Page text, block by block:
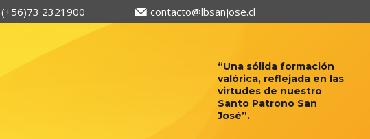
(+56)73 2321900 contacto@lbsanjose.cl
“Una sólida formación
valórica, reflejada en las
virtudes de nuestro
Santo Patrono San
José”.